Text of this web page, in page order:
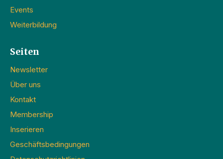
Events
Weiterbildung
Seiten
Newsletter
Über uns
Kontakt
Membership
Inserieren
Geschäftsbedingungen